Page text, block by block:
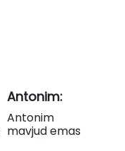
Antonim:
Antonim
mavjud emas